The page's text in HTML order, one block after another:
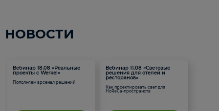
НОВОСТИ
Вебинар 18.08 «Реальные
проекты с Werkel»
Пополняем арсенал решений
Вебинар 11.08 «Световые
решения для отелей и
ресторанов»
Как проектировать свет для
HoReCa-пространств